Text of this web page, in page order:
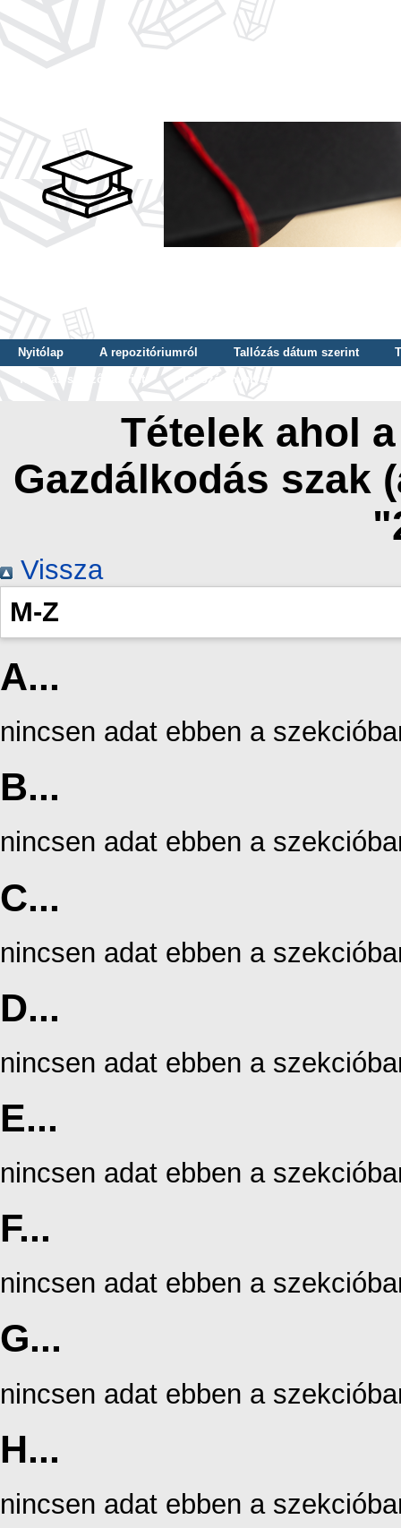
Nyitólap A repozitóriumról Tallózás dátum szerint
Tallózás szerző szerint
Tallózás nyelv szerint
Tételek ahol
Gazdálkodás szak
Vissza
M-Z
A...
nincsen adat ebben a
B...
nincsen adat ebben a
C...
nincsen adat ebben a
D...
nincsen adat ebben a
E...
nincsen adat ebben a
F...
nincsen adat ebben a
G...
nincsen adat ebben a
H...
nincsen adat ebben a